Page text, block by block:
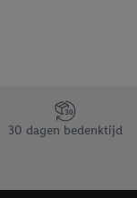
van Lidl.be
30 dagen bedenktijd